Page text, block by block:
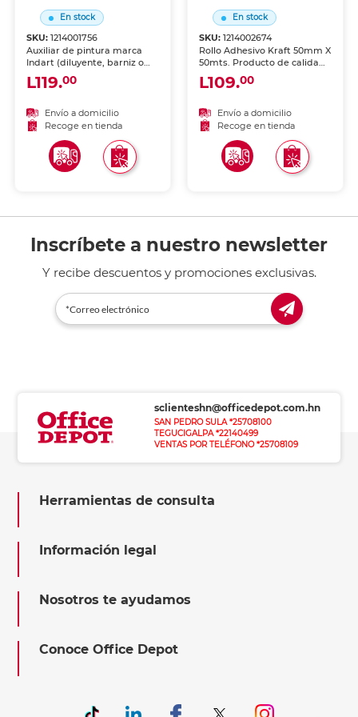
En stock
SKU:1214001756
Auxiliar de pintura marca
Indart (diluyente, barniz o
medio) para acabados
profesionales en arte y
para potenciar el
rendimiento de tus pinturas.
L119.00
Envío a domicilio
Recoge en tienda
En stock
SKU: 1214002674
Rollo Adhesivo Kraft 50mm X
50mts. Producto de calidad
para uso escolar, de oficina y
manualidades.
L109.00
Envío a domicilio
Recoge en tienda
Inscríbete a nuestro newsletter
Y recibe descuentos y promociones exclusivas.
sclienteshn@officedepot.com.hn
SAN PEDRO SULA *25708100
TEGUCIGALPA *22140499
VENTAS POR TELÉFONO *25708109
Herramientas de consulta
Información legal
Nosotros te ayudamos
Conoce Office Depot